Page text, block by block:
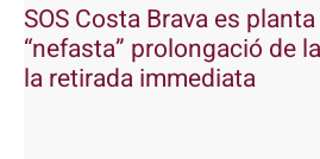
SOS Costa Brava es
“nefasta” prolongació de
la retirada immediata